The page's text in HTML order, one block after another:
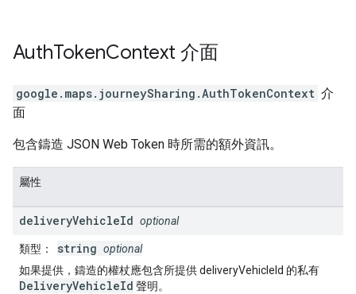
AuthTokenContext 介面
google.maps.journeySharing .AuthTokenContext 介
面
包含鑄造 JSON Web Token 時所需的額外資訊。
屬性
deliveryVehicleId optional
類型： string optional
如果提供，鑄造的權杖應包含所提供 deliveryVehicleId 的私有
DeliveryVehicleId 聲明。